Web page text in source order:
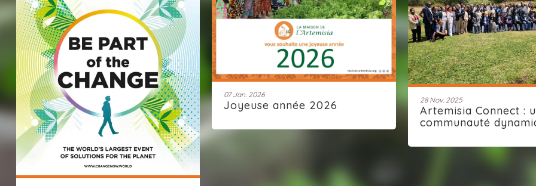
07 Jan. 2026
Joyeuse année 2026 28 Nov. 2025
Artemisia Connect :
communauté